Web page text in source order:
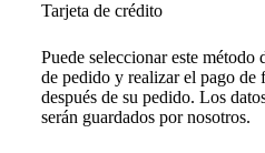
Tarjeta de crédito
Puede seleccionar este método
de pedido y realizar el pago de
después de su pedido. Los
serán guardados por nosotros.